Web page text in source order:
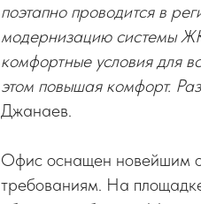
поэтапно проводится в
модернизацию системы
комфортные условия для
этом повышая комфорт.
Джанаев.
Офис оснащен новейшим
требованиям. На площадке